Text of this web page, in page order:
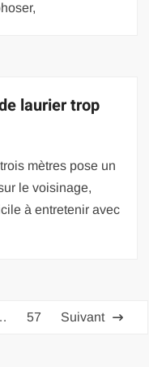
laurier trop
mètres pose un
le voisinage,
à entretenir avec
57 Suivant